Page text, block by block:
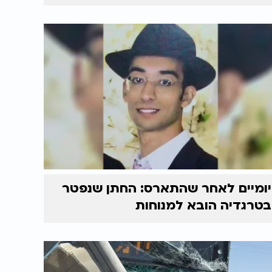
יומיים לאחר שהתארס: החתן שנפטר
בטרגדיה הובא למנוחות